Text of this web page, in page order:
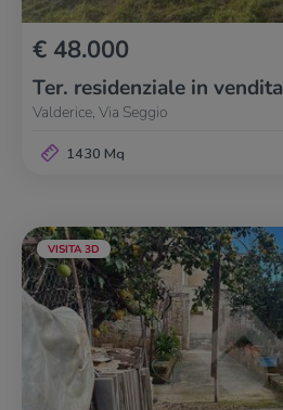
€ 48.000
Ter. residenziale in vendita
Valderice, Via Seggio
1430 Mq
VISITA 3D